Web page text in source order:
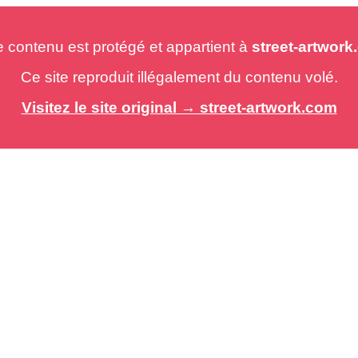
est protégé et appartient à street-
Ce site reproduit illégalement du contenu volé.
Visitez le site original → street-artwork.com